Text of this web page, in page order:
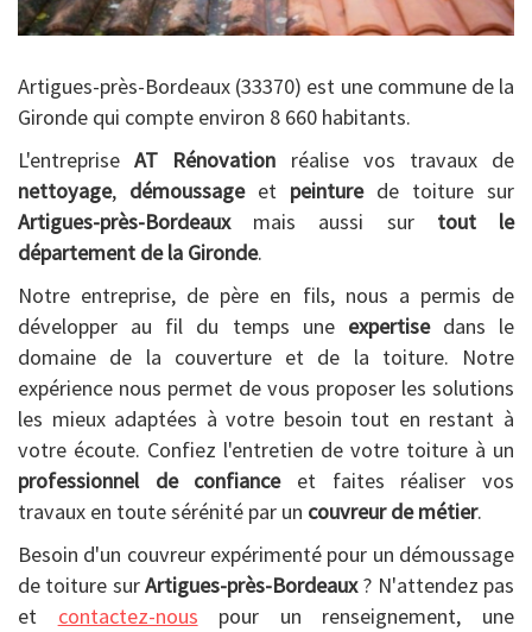
Artigues-près-Bordeaux (33370) est une commune de la
Gironde qui compte environ 8 660 habitants.
L'entrepriseAT Rénovation réalise vos travaux de
nettoyage, démoussageet peinturede toiture sur
Artigues-près-Bordeauxmais aussi sur tout le
département de la Gironde.
Notre entreprise, de père en fils, nous a permis de
développer au fil du temps une expertisedans le
domaine de la couverture et de la toiture. Notre
expérience nous permet de vous proposer les solutions
les mieux adaptées à votre besoin tout en restant à
votre écoute. Confiez l'entretien de votre toiture à un
professionnel de confianceet faites réaliser vos
travaux en toute sérénité par un couvreur de métier.
Besoin d'un couvreur expérimenté pour un démoussage
de toiture surArtigues-près-Bordeaux? N'attendez pas
et contactez-nous pour un renseignement, une